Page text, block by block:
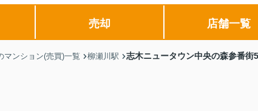
売却 店舗一覧
マンション(売買)一覧 柳瀬川駅 志木ニュータウン中央の森参番街